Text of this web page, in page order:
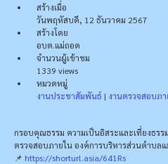
สร้างเมื่อ
วันพฤหัสบดี, 12 ธันวาคม 2567
สร้างโดย
อบต.แม่ถอด
จำนวนผู้เข้าชม
1339 views
หมวดหมู่
งานประชาสัมพันธ์ | งานตรวจสอบภ
กรอบคุณธรรม ความเป็นอิสระและเที่ยงธร
ตรวจสอบภายใน องค์การบริหารส่วนตำบล
📌 https://shorturl.asia/641Rs